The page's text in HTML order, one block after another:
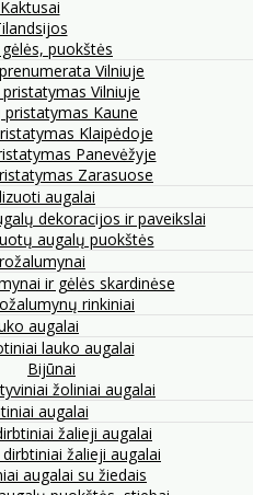
Kaktusai
puokštės
Vilniuje
Vilniuje
pristatymas Kaune
Klaipėdoje
Panevėžyje
Zarasuose
augalai
dekoracijos ir paveikslai
augalų puokštės
ir gėlės skardinėse
rinkiniai
augalai
lauko augalai
Bijūnai
žoliniai augalai
augalai
žalieji augalai
žalieji augalai
augalai su žiedais